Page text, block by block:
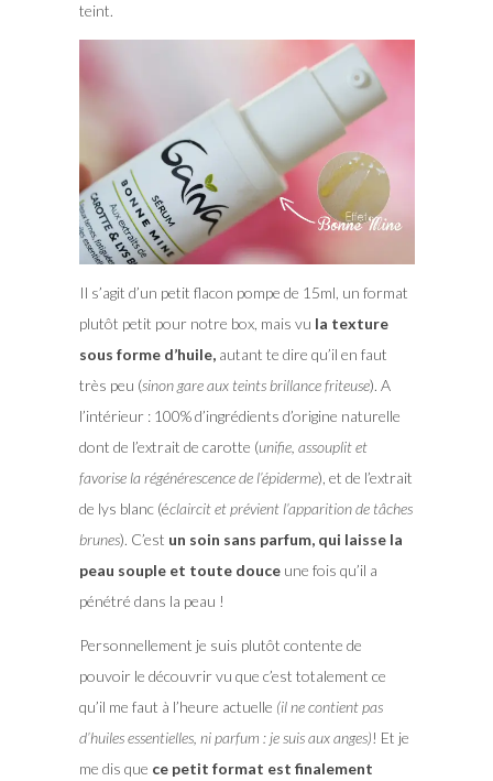
teint.
Il s’agit d’un petit flacon pompe de 15ml, un format
plutôt petit pour notre box, mais vu la texture
sous forme d’huile,autant te dire qu’il en faut
très peu (sinon gare aux teints brillance friteuse). A
l’intérieur : 100% d’ingrédients d’origine naturelle
dont de l’extrait de carotte (unifie, assouplit et
favorise la régénérescence de l’épiderme), et de l’extrait
de lys blanc (éclaircit et prévient l’apparition de tâches
brunes). C’est un soin sans parfum, qui laisse la
peau souple et toute douceune fois qu’il a
pénétré dans la peau !
Personnellement je suis plutôt contente de
pouvoir le découvrir vu que c’est totalement ce
qu’il me faut à l’heure actuelle (il ne contient pas
d’huiles essentielles, ni parfum : je suis aux anges)! Et je
me dis que ce petit format est finalement